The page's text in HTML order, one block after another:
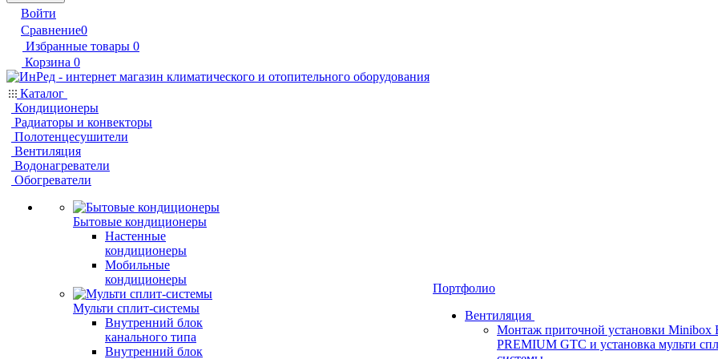
Войти
Сравнение0
Избранные товары 0
Корзина 0
Каталог
Кондиционеры
Радиаторы и конвекторы
Полотенцесушители
Вентиляция
Водонагреватели
Обогреватели
Бытовые кондиционеры
Настенные
кондиционеры
Мобильные
кондиционеры
Мульти сплит-системы
Внутренний блок
канального типа
Внутренний блок
Портфолио
Вентиляция
Монтаж приточной установки Minibox
PREMIUM GTC и установка мульти